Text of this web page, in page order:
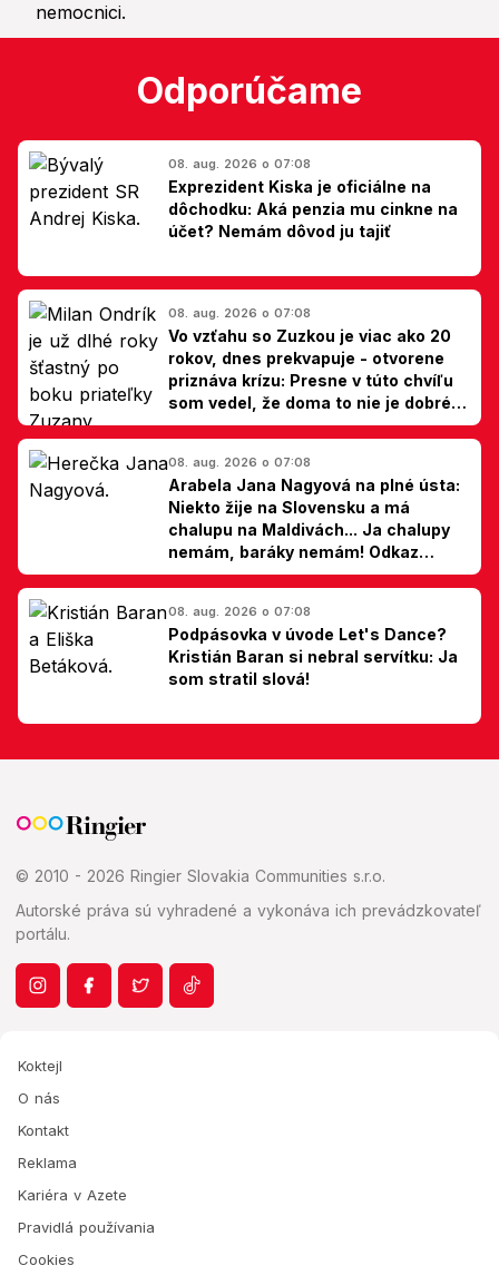
Odporúčame
08. aug. 2026 o 07:08
Exprezident Kiska je oficiálne na
dôchodku: Aká penzia mu cinkne na
účet? Nemám dôvod ju tajiť
08. aug. 2026 o 07:08
Vo vzťahu so Zuzkou je viac ako 20
rokov, dnes prekvapuje - otvorene
priznáva krízu: Presne v túto chvíľu
som vedel, že doma to nie je dobré,
hovorí Milan Ondrík
08. aug. 2026 o 07:08
Arabela Jana Nagyová na plné ústa:
Niekto žije na Slovensku a má
chalupu na Maldivách... Ja chalupy
nemám, baráky nemám! Odkaz
Slovákom
08. aug. 2026 o 07:08
Podpásovka v úvode Let's Dance?
Kristián Baran si nebral servítku: Ja
som stratil slová!
© 2010 - 2026 Ringier Slovakia Communities s.r.o.
Autorské práva sú vyhradené a vykonáva ich prevádzkovateľ
portálu.
Koktejl
O nás
Kontakt
Reklama
Kariéra v Azete
Pravidlá používania
Cookies